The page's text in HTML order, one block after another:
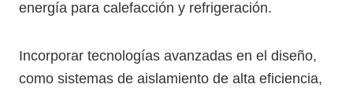
energía para calefacción y refrigeración.
Incorporar tecnologías avanzadas en el diseño,
como sistemas de aislamiento de alta eficiencia,